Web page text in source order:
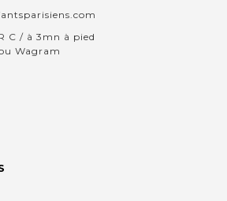
C / à 3mn à pied
Wagram